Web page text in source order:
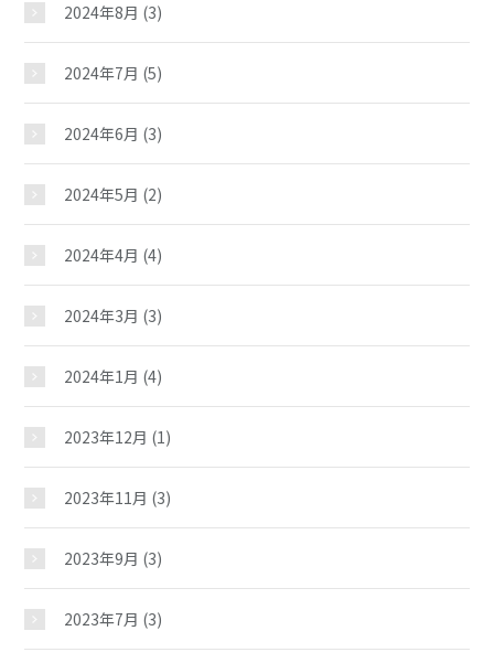
米丸児童館
おしらせ
じどうかんだより
イベント
スケジュール
施設紹介
ギャラリー
2024年8月 (3)
2024年7月 (5)
2024年6月 (3)
2024年5月 (2)
2024年4月 (4)
2024年3月 (3)
2024年1月 (4)
2023年12月 (1)
2023年11月 (3)
2023年9月 (3)
2023年7月 (3)